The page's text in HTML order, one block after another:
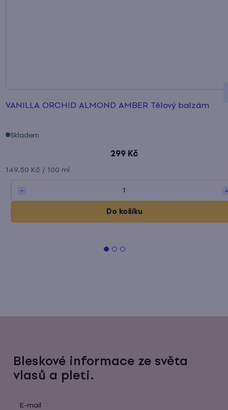
VANILLA ORCHID ALMOND AMBER Tělový balzám
Skladem
299 Kč
Měrná
cena:
149,50 Kč / 100 ml
− 1 +
Do košíku
Bleskové informace ze světa
vlasů a pleti.
E-mail